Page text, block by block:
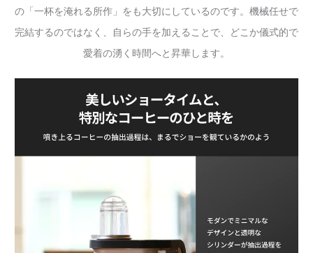
の「一杯を淹れる所作」をも大切にしているのです。機械任せで
完結するのではなく、自らの手を加えることで、どこか儀式的で
愛着の湧く時間へと昇華します。